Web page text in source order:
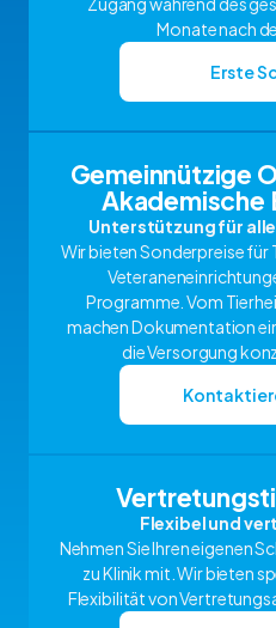
Monate nach
Erste
Gemeinnützige
Akademische
Unterstützung für
Wir bieten Sonderpreise
Programme. Vom
machen Dokumentation
die Versorgung
Flexibel und
Nehmen Sie Ihren eigenen
zu Klinik mit. Wir bieten
Flexibilität von